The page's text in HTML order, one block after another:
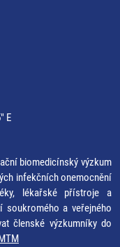
E
biomedicínský výzkum
infekčních onemocnění
lékařské přístroje a
soukromého a veřejného
členské výzkumníky do